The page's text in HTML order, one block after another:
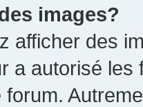
images?
afficher des
a autorisé
forum.